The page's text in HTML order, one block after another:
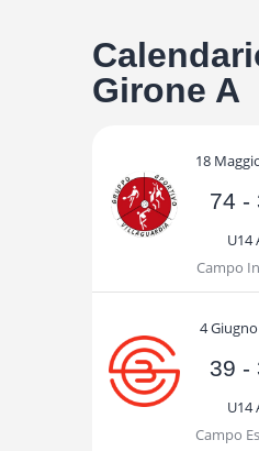
Girone A
18
74 -
U14
Campo
4
39 -
U14
Campo